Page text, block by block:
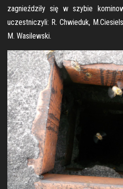
zagnieździły się w szybie
uczestniczyli: R. Chwieduk,
M. Wasilewski.